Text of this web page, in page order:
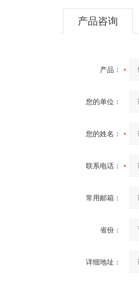
产品咨询
产品：
您的单位：
您的姓名：
联系电话：
常用邮箱：
省份：
详细地址：